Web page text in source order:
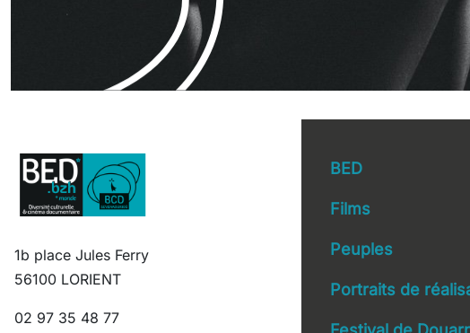
1b place Jules Ferry
56100 LORIENT
02 97 35 48 77
Main
BED
Films
Peuples
Portraits de